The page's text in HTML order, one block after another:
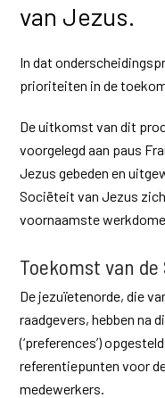
van Jezus.
In dat
prioriteiten in de
De uitkomst van dit
voorgelegd aan paus
Jezus gebeden en
Sociëteit van Jezus
voornaamste
Toekomst van
De jezuïetenorde, die
raadgevers, hebben na
(‘preferences’)
referentiepunten voor
medewerkers.